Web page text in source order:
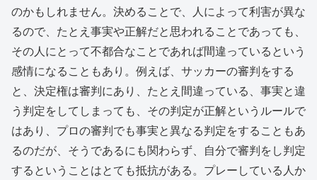
のかもしれません。決めることで、人によって利害が異な
るので、たとえ事実や正解だと思われることであっても、
その人にとって不都合なことであれば間違っているという
感情になることもあり。例えば、サッカーの審判をする
と、決定権は審判にあり、たとえ間違っている、事実と違
う判定をしてしまっても、その判定が正解というルールで
はあり、プロの審判でも事実と異なる判定をすることもあ
るのだが、そうであるにも関わらず、自分で審判をし判定
するということはとても抵抗がある。プレーしている人か